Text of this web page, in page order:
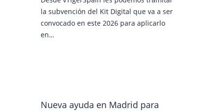
la subvención del Kit Digital que va a ser
convocado en este 2026 para aplicarlo
en…
Nueva ayuda en Madrid para